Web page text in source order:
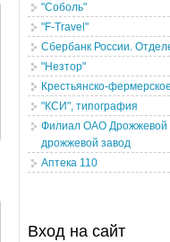
"Соболь"
"F-Travel"
Сбербанк России.
"Незтор"
Крестьянско-
"КСИ", типография
Филиал ОАО Дрожжевой
дрожжевой завод
Аптека 110
Вход на сайт